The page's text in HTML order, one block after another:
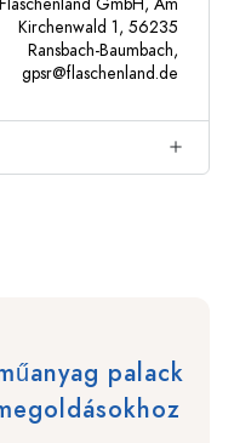
Kirchenwald 1, 56235
Ransbach-Baumbach,
gpsr@flaschenland.de
palack